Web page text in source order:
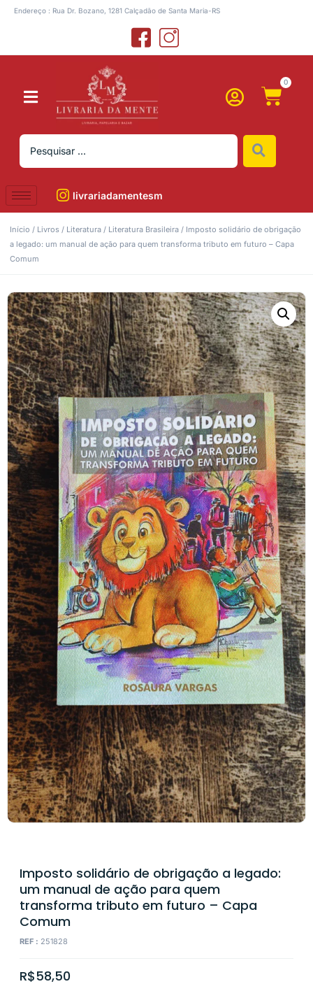
Endereço : Rua Dr. Bozano, 1281 Calçadão de Santa Maria-RS
0
livrariadamentesm
Início / Livros / Literatura / Literatura Brasileira / Imposto solidário de obrigação
a legado: um manual de ação para quem transforma tributo em futuro – Capa
Comum
Imposto solidário de obrigação a legado:
um manual de ação para quem
transforma tributo em futuro – Capa
Comum
REF : 251828
R$58,50